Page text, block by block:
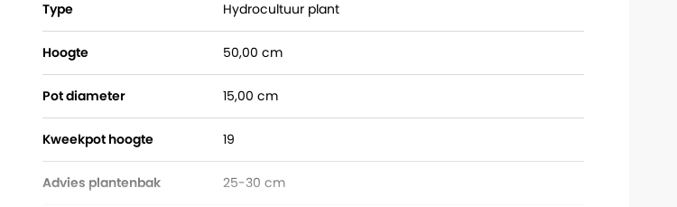
Type Hydrocultuur plant
Hoogte 50,00 cm
Pot diameter 15,00 cm
Kweekpot hoogte 19
Advies plantenbak 25-30 cm